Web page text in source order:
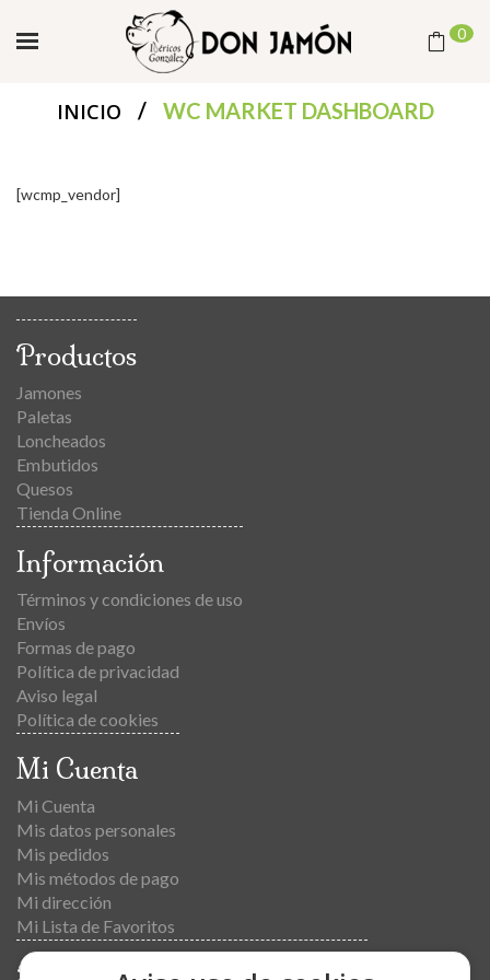
0
INICIO / WC MARKET DASHBOARD
[wcmp_vendor]
Productos
Jamones
Paletas
Loncheados
Embutidos
Quesos
Tienda Online
Información
Términos y condiciones de uso
Envíos
Formas de pago
Política de privacidad
Aviso legal
Política de cookies
Mi Cuenta
Mi Cuenta
Mis datos personales
Mis pedidos
Mis métodos de pago
Mi dirección
Mi Lista de Favoritos